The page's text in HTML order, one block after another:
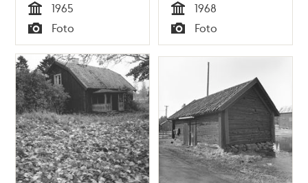
Tid
1965
Typ
Foto Tid
1968
Typ
Foto